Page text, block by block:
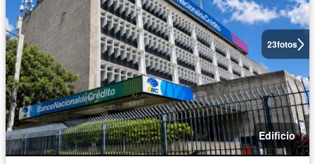
23fotos
Edificio